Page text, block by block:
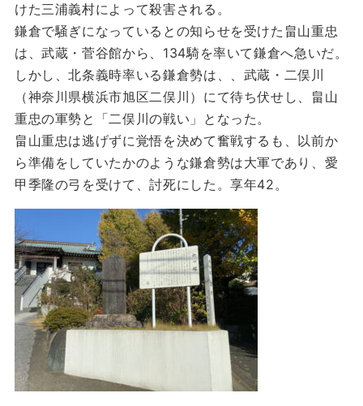
けた三浦義村によって殺害される。
鎌倉で騒ぎになっているとの知らせを受けた畠山重忠
は、武蔵・菅谷館から、134騎を率いて鎌倉へ急いだ。
しかし、北条義時率いる鎌倉勢は、、武蔵・二俣川
（神奈川県横浜市旭区二俣川）にて待ち伏せし、畠山
重忠の軍勢と「二俣川の戦い」となった。
畠山重忠は逃げずに覚悟を決めて奮戦するも、以前か
ら準備をしていたかのような鎌倉勢は大軍であり、愛
甲季隆の弓を受けて、討死にした。享年42。